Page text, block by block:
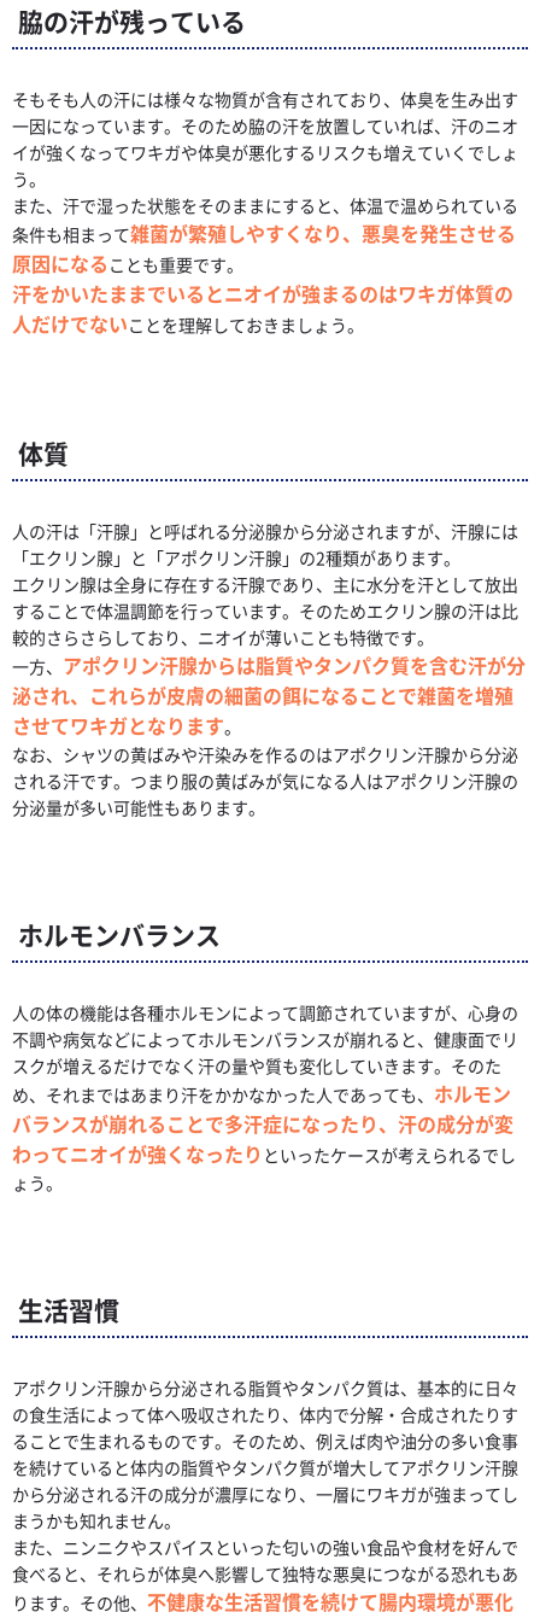
脇の汗が残っている
そもそも人の汗には様々な物質が含有されており、体臭を生み出す
一因になっています。そのため脇の汗を放置していれば、汗のニオ
イが強くなってワキガや体臭が悪化するリスクも増えていくでしょ
う。
また、汗で湿った状態をそのままにすると、体温で温められている
条件も相まって雑菌が繁殖しやすくなり、悪臭を発生させる
原因になる ことも重要です。
汗をかいたままでいるとニオイが強まるのはワキガ体質の
人だけでないことを理解しておきましょう。
体質
人の汗は「汗腺」と呼ばれる分泌腺から分泌されますが、汗腺には
「エクリン腺」と「アポクリン汗腺」の2種類があります。
エクリン腺は全身に存在する汗腺であり、主に水分を汗として放出
することで体温調節を行っています。そのためエクリン腺の汗は比
較的さらさらしており、ニオイが薄いことも特徴です。
一方、 アポクリン汗腺からは脂質やタンパク質を含む汗が分
泌され、これらが皮膚の細菌の餌になることで雑菌を増殖
させてワキガとなります。
なお、シャツの黄ばみや汗染みを作るのはアポクリン汗腺から分泌
される汗です。つまり服の黄ばみが気になる人はアポクリン汗腺の
分泌量が多い可能性もあります。
ホルモンバランス
人の体の機能は各種ホルモンによって調節されていますが、心身の
不調や病気などによってホルモンバランスが崩れると、健康面でリ
スクが増えるだけでなく汗の量や質も変化していきます。そのた
め、それまではあまり汗をかかなかった人であっても、 ホルモン
バランスが崩れることで多汗症になったり、汗の成分が変
わってニオイが強くなったり といったケースが考えられるでし
ょう。
生活習慣
アポクリン汗腺から分泌される脂質やタンパク質は、基本的に日々
の食生活によって体へ吸収されたり、体内で分解・合成されたりす
ることで生まれるものです。そのため、例えば肉や油分の多い食事
を続けていると体内の脂質やタンパク質が増大してアポクリン汗腺
から分泌される汗の成分が濃厚になり、一層にワキガが強まってし
まうかも知れません。
また、ニンニクやスパイスといった匂いの強い食品や食材を好んで
食べると、それらが体臭へ影響して独特な悪臭につながる恐れもあ
ります。その他、 不健康な生活習慣を続けて腸内環境が悪化